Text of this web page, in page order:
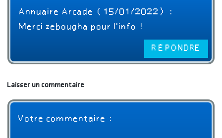
Annuaire Arcade (15/01/2022) :
Merci zebougha pour l'info !
RÉPONDRE
Laisser un commentaire